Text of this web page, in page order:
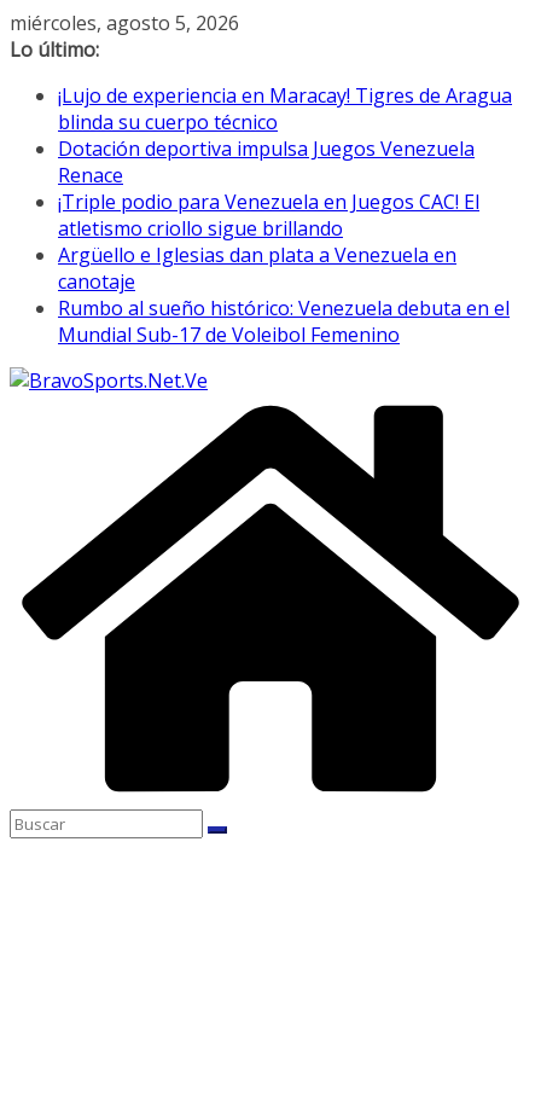
Saltar
al
miércoles, agosto 5, 2026
Lo último:
¡Lujo de experiencia en Maracay! Tigres de Aragua
blinda su cuerpo técnico
Dotación deportiva impulsa Juegos Venezuela
Renace
¡Triple podio para Venezuela en Juegos CAC! El
atletismo criollo sigue brillando
Argüello e Iglesias dan plata a Venezuela en
canotaje
Rumbo al sueño histórico: Venezuela debuta en el
Mundial Sub-17 de Voleibol Femenino